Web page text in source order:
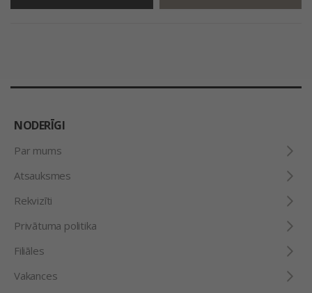
NODERĪGI
Par mums
Atsauksmes
Rekvizīti
Privātuma politika
Filiāles
Vakances